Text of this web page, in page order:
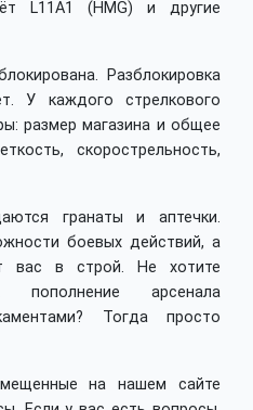
L11A1 (HMG) и другие
Разблокировка
У каждого стрелкового
размер магазина и общее
скорострельность,
гранаты и аптечки.
боевых действий, а
вас в строй. Не хотите
арсенала
Тогда просто
на нашем сайте